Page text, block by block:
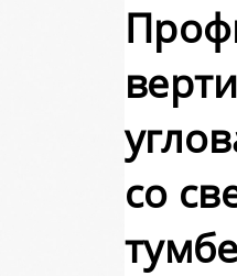
со